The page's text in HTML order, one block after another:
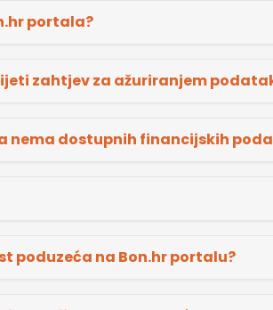
portala?
zahtjev za ažuriranjem
nema dostupnih financijskih
poduzeća na Bon.hr portalu?